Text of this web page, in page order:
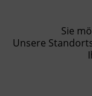
Sie
Unsere